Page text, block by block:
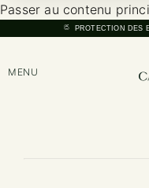
Passer au contenu
PROTECTION DES
MENU